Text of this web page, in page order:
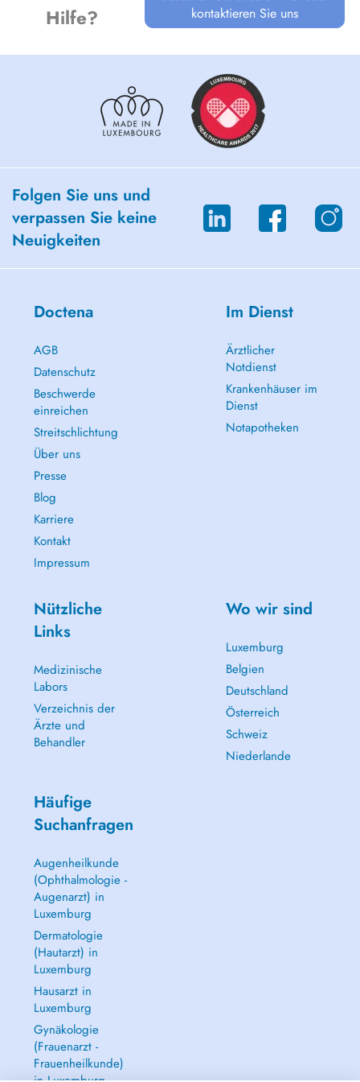
Hilfe?
kontaktieren Sie uns
Folgen Sie uns und
verpassen Sie keine
Neuigkeiten
Doctena
AGB
Datenschutz
Beschwerde
einreichen
Streitschlichtung
Über uns
Presse
Blog
Karriere
Kontakt
Impressum
Im Dienst
Ärztlicher
Notdienst
Krankenhäuser im
Dienst
Notapotheken
Nützliche
Links
Medizinische
Labors
Verzeichnis der
Ärzte und
Behandler
Wo wir sind
Luxemburg
Belgien
Deutschland
Österreich
Schweiz
Niederlande
Häufige
Suchanfragen
Augenheilkunde
(Ophthalmologie -
Augenarzt) in
Luxemburg
Dermatologie
(Hautarzt) in
Luxemburg
Hausarzt in
Luxemburg
Gynäkologie
(Frauenarzt -
Frauenheilkunde)